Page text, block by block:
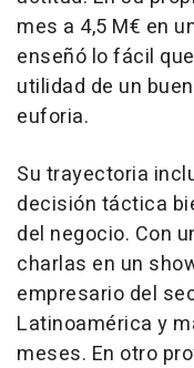
mes a 4,5 M€ en
enseñó lo fácil
utilidad de un
euforia.
Su trayectoria
decisión táctica
del negocio. Con
charlas en un
empresario del
Latinoamérica y
meses. En otro